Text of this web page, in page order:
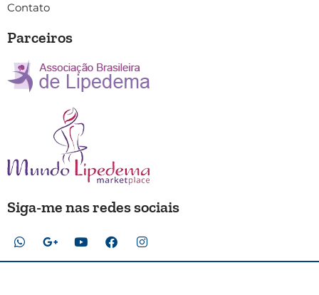
Contato
Parceiros
Siga-me nas redes sociais